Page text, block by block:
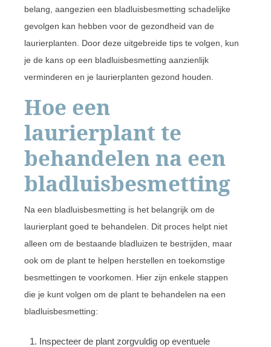
belang, aangezien een bladluisbesmetting schadelijke
gevolgen kan hebben voor de gezondheid van de
laurierplanten. Door deze uitgebreide tips te volgen, kun
je de kans op een bladluisbesmetting aanzienlijk
verminderen en je laurierplanten gezond houden.
Hoe een
laurierplant te
behandelen na een
bladluisbesmetting
Na een bladluisbesmetting is het belangrijk om de
laurierplant goed te behandelen. Dit proces helpt niet
alleen om de bestaande bladluizen te bestrijden, maar
ook om de plant te helpen herstellen en toekomstige
besmettingen te voorkomen. Hier zijn enkele stappen
die je kunt volgen om de plant te behandelen na een
bladluisbesmetting:
Inspecteer de plant zorgvuldig op eventuele